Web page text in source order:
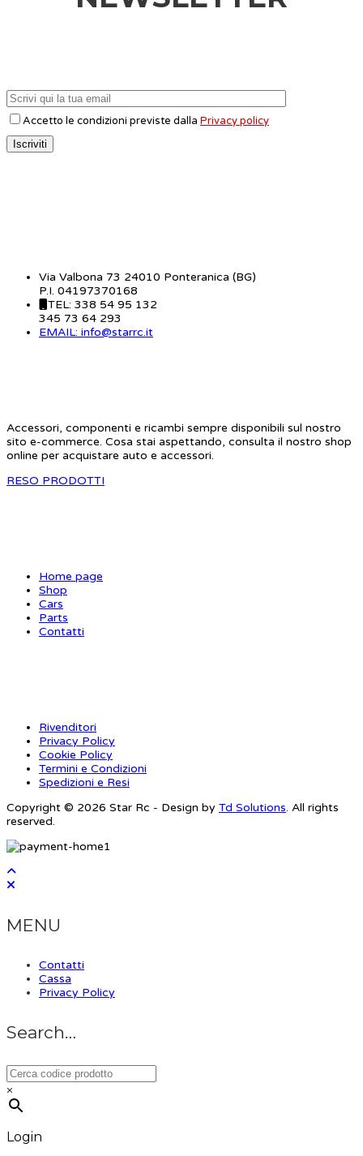
Accetto le condizioni previste dalla Privacy policy
Via Valbona 73 24010 Ponteranica (BG)
P.I. 04197370168
TEL: 338 54 95 132
345 73 64 293
EMAIL: info@starrc.it
Accessori, componenti e ricambi sempre disponibili sul nostro
sito e-commerce. Cosa stai aspettando, consulta il nostro shop
online per acquistare auto e accessori.
RESO PRODOTTI
Home page
Shop
Cars
Parts
Contatti
Rivenditori
Privacy Policy
Cookie Policy
Termini e Condizioni
Spedizioni e Resi
Copyright © 2026 Star Rc - Design by Td Solutions. All rights
reserved.
MENU
Contatti
Cassa
Privacy Policy
Search…
×
Login